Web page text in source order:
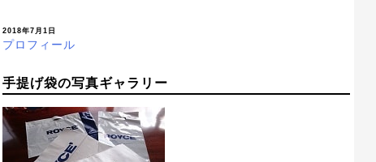
2018年7月1日
プロフィール
手提げ袋の写真ギャラリー